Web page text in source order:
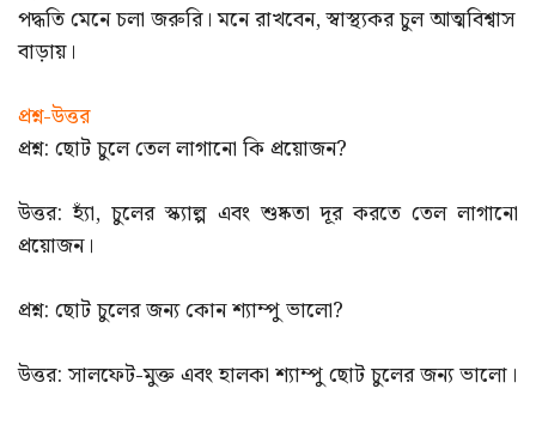
পদ্ধতি মেনে চলা জরুরি। মনে রাখবেন, স্বাস্থ্যকর চুল আত্মবিশ্বাস
বাড়ায়।
প্রশ্ন-উত্তর
প্রশ্ন: ছোট চুলে তেল লাগানো কি প্রয়োজন?
উত্তর: হ্যাঁ, চুলের স্ক্যাল্প এবং শুষ্কতা দূর করতে তেল লাগানো
প্রয়োজন।
প্রশ্ন: ছোট চুলের জন্য কোন শ্যাম্পু ভালো?
উত্তর: সালফেট-মুক্ত এবং হালকা শ্যাম্পু ছোট চুলের জন্য ভালো।